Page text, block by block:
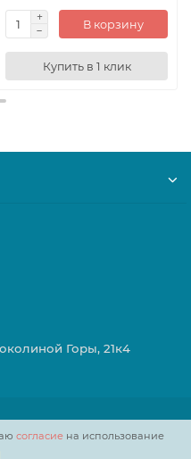
В корзину
Купить в 1 клик
согласие на использование
Горы, 21к4